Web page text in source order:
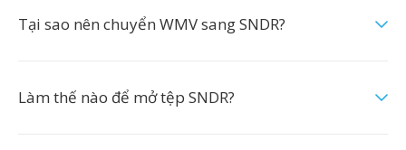
Tại sao nên chuyển WMV sang SNDR?
Làm thế nào để mở tệp SNDR?